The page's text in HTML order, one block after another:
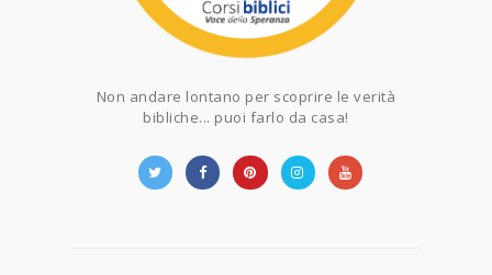
Non andare lontano per scoprire le verità
bibliche... puoi farlo da casa!